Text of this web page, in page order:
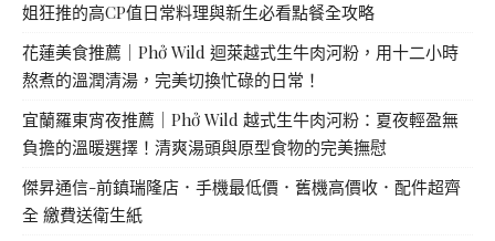
姐狂推的高CP值日常料理與新生必看點餐全攻略
花蓮美食推薦｜Phở Wild 迴萊越式生牛肉河粉，用十二小時
熬煮的溫潤清湯，完美切換忙碌的日常！
宜蘭羅東宵夜推薦｜Phở Wild 越式生牛肉河粉：夏夜輕盈無
負擔的溫暖選擇！清爽湯頭與原型食物的完美撫慰
傑昇通信-前鎮瑞隆店．手機最低價．舊機高價收．配件超齊
全 繳費送衛生紙